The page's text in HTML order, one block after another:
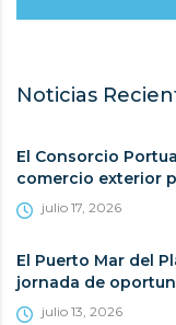
Noticias
El Consorcio
comercio exterior
julio 17, 2026
El Puerto Mar del
jornada de
julio 13, 2026